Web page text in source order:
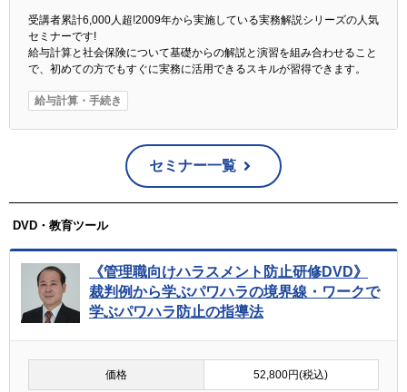
受講者累計6,000人超!2009年から実施している実務解説シリーズの人気
セミナーです!
給与計算と社会保険について基礎からの解説と演習を組み合わせること
で、初めての方でもすぐに実務に活用できるスキルが習得できます。
給与計算・手続き
セミナー一覧
DVD・教育ツール
《管理職向けハラスメント防止研修DVD》
裁判例から学ぶパワハラの境界線・ワークで
学ぶパワハラ防止の指導法
価格 52,800円(税込)